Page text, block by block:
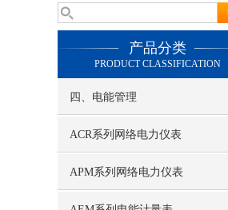
产品分类
PRODUCT CLASSIFICATION
四、电能管理
ACR系列网络电力仪表
APM系列网络电力仪表